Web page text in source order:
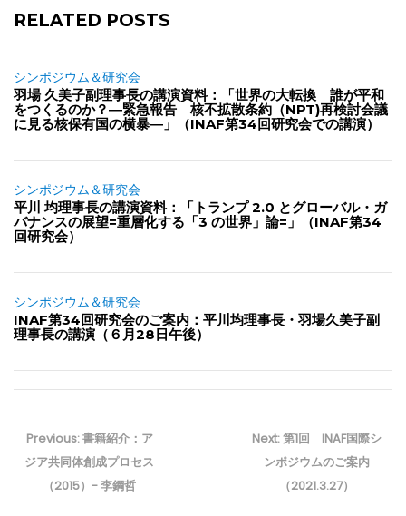
RELATED POSTS
シンポジウム＆研究会
羽場 久美子副理事長の講演資料：「世界の大転換 誰が平和
をつくるのか？―緊急報告 核不拡散条約（NPT)再検討会議
に見る核保有国の横暴―」（INAF第34回研究会での講演）
シンポジウム＆研究会
平川 均理事長の講演資料：「トランプ 2.0 とグローバル・ガ
バナンスの展望=重層化する「3 の世界」論=」（INAF第34
回研究会）
シンポジウム＆研究会
INAF第34回研究会のご案内：平川均理事長・羽場久美子副
理事長の講演（６月28日午後）
稿
ナ
Previous:Previous
post:
書籍紹介：ア
ジア共同体創成プロセス
（2015）- 李鋼哲
Next:Next
post:
第1回 INAF国際シ
ンポジウムのご案内
（2021.3.27）